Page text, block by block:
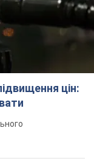
цін: